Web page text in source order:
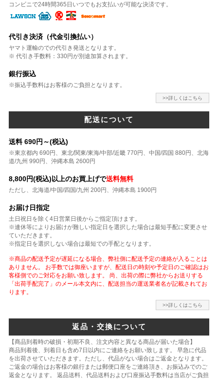
コンビニで24時間365日いつでもお支払いが可能な決済です。
代引き決済（代金引換払い）
ヤマト運輸のでの代引き発送となります。
※ 代引き手数料：330円が別途加算されます。
銀行振込
※振込手数料はお客様のご負担となります。
>>詳しくはこちら
配送について
送料 690円～(税込)
※東京都内 690円、東北/関東/東海/中部/近畿 770円、中国/四国 880円、北海
道/九州 990円、沖縄本島 2600円
8,800円(税込)以上のお買上げで送料無料
ただし、北海道/中国/四国/九州 200円、沖縄本島 1900円
お届け日指定
土日祝日を除く4日営業日後からご指定頂けます。
※連休等によりお届けが難しい指定日を選択した場合は最短手配に変更させ
ていただきます。
※指定日を選択しない場合は最短での手配となります。
※商品の配送予定が遅延になる場合、弊社側に配送予定の連絡が入ることは
ありません。 お手数では御座いますが、配送日の時刻や予定日のご確認はお
客様側でのご対応をお願い致します。 尚、出荷の際に弊社からお送りする
「出荷手配完了」のメール本文内に、配送担当の運送業者名が記載されてお
ります。
>>詳しくはこちら
返品・交換について
【商品到着時の破損・初期不良、注文内容と異なる商品が届いた場合】
商品到着後、到着日も含め7日以内にご連絡をお願い致します。 早急に代品
を出荷させていただきます。ただし、代品がない場合はご返金となります。
ご返金の場合はお客様の銀行または郵便口座をご連絡頂き、お振込みでのご
返金となります。 返品送料、代品送料および口座振込手数料は当店がご負担